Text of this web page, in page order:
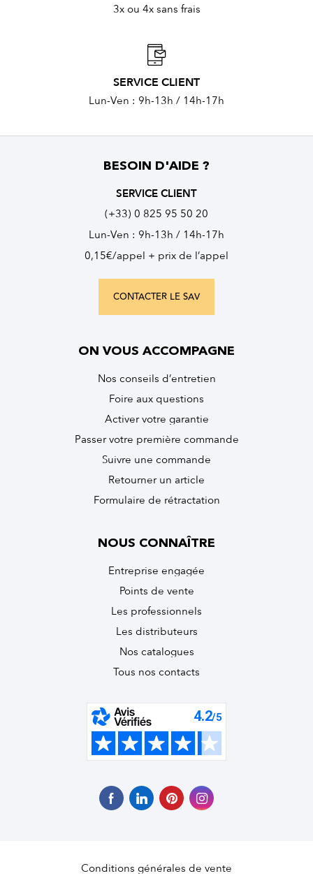
3x ou 4x sans frais
SERVICE CLIENT
Lun-Ven : 9h-13h / 14h-17h
BESOIN D'AIDE ?
SERVICE CLIENT
(+33) 0 825 95 50 20
Lun-Ven : 9h-13h / 14h-17h
0,15€/appel + prix de l’appel
CONTACTER LE SAV
ON VOUS ACCOMPAGNE
Nos conseils d’entretien
Foire aux questions
Activer votre garantie
Passer votre première commande
Suivre une commande
Retourner un article
Formulaire de rétractation
NOUS CONNAÎTRE
Entreprise engagée
Points de vente
Les professionnels
Les distributeurs
Nos catalogues
Tous nos contacts
Conditions générales de vente